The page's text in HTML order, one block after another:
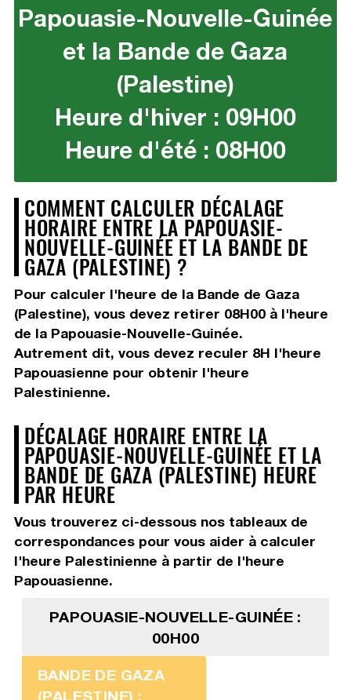
Papouasie-Nouvelle-Guinée
et la Bande de Gaza
(Palestine)
Heure d'hiver : 09H00
Heure d'été : 08H00
COMMENT CALCULER DÉCALAGE
HORAIRE ENTRE LA PAPOUASIE-
NOUVELLE-GUINÉE ET LA BANDE DE
GAZA (PALESTINE) ?
Pour calculer l'heure de la Bande de Gaza
(Palestine), vous devez retirer 08H00à l'heure
de la Papouasie-Nouvelle-Guinée.
Autrement dit, vous devez reculer 8H l'heure
Papouasienne pour obtenir l'heure
Palestinienne.
DÉCALAGE HORAIRE ENTRE LA
PAPOUASIE-NOUVELLE-GUINÉE ET LA
BANDE DE GAZA (PALESTINE) HEURE
PAR HEURE
Vous trouverez ci-dessous nos tableaux de
correspondances pour vous aider à calculer
l'heure Palestinienne à partir de l'heure
Papouasienne.
PAPOUASIE-NOUVELLE-GUINÉE :
00H00
BANDE DE GAZA
(PALESTINE) :